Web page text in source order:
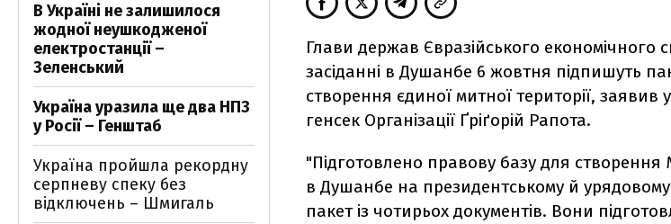
Глави держав Євразійського економічного
засіданні в Душанбе 6 жовтня підпишуть
створення єдиної митної території, заявив
генсек Організації Ґріґорій Рапота.
"Підготовлено правову базу для створення
в Душанбе на президентському й урядовому
пакет із чотирьох документів. Вони
В Україні не залишилося
жодної неушкодженої
електростанції –
Зеленський
Україна уразила ще два НПЗ
у Росії – Генштаб
Україна пройшла рекордну
серпневу спеку без
відключень – Шмигаль